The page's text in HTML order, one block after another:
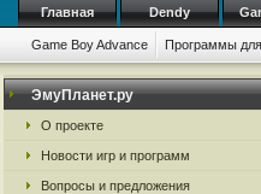
Главная Dendy
Game Boy Advance Программы для
ЭмуПланет.ру
О проекте
Новости игр и программ
Вопросы и предложения